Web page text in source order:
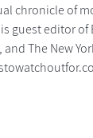
chronicle of
guest editor
The New